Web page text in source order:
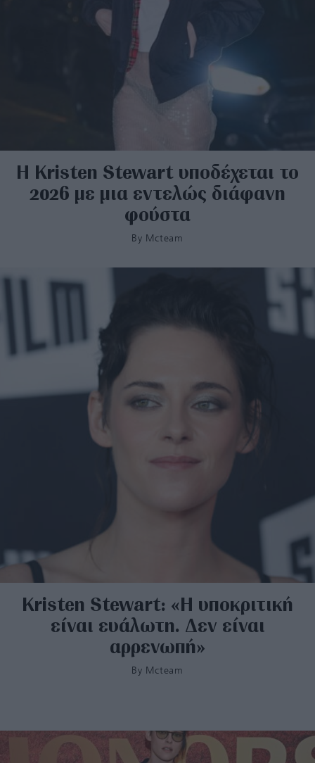
Η Kristen Stewart υποδέχεται το
2026 με μια εντελώς διάφανη
φούστα
By Mcteam
Kristen Stewart: «Η υποκριτική
είναι ευάλωτη. Δεν είναι
αρρενωπή»
By Mcteam